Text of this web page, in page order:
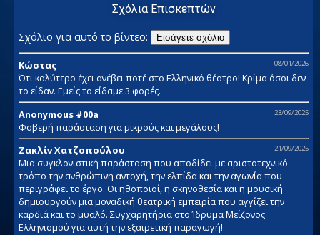
Σχόλια Επισκεπτών
Σχόλιο για αυτό το βίντεο: Εισάγετε σχόλιο
Κώστας 08/01/2026
Ότι καλύτερο έχει ανέβει ποτέ στο Ελληνικό θέατρο! Κρίμα όσοι δεν
το είδαν. Εμείς το είδαμε 3 φορές.
Anonymous #00a
23/09/2025
Φοβερή παράσταση για μικρούς και μεγάλους!
Ζακλίν Χατζοπούλου
21/09/2025
Μια συγκλονιστική παράσταση που αποδίδει με αριστοτεχνικό
τρόπο την ανθρώπινη αντοχή, την ελπίδα και την αγωνία που
περιγράφει το έργο. Οι ηθοποιοί, η σκηνοθεσία και η μουσική
δημιουργούν μια μοναδική θεατρική εμπειρία που αγγίζει την
καρδιά και το μυαλό. Συγχαρητήρια στο Ίδρυμα Μείζονος
Ελληνισμού για αυτή την εξαιρετική παραγωγή!